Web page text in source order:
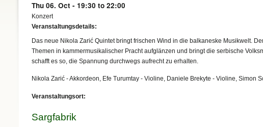
Thu 06. Oct - 19:30 to 22:00
Konzert
Veranstaltungsdetails:
Das neue Nikola Zarić Quintet bringt frischen Wind in die balkaneske Musikwelt.
Themen in kammermusikalischer Pracht aufglänzen und bringt die serbische
schafft es so, die Spannung durchwegs aufrecht zu erhalten.
Nikola Zarić - Akkordeon, Efe Turumtay - Violine, Daniele Brekyte - Violine,
Veranstaltungsort:
Sargfabrik